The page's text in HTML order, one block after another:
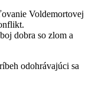
Voldemortovej
dobra so zlom a
odohrávajúci sa